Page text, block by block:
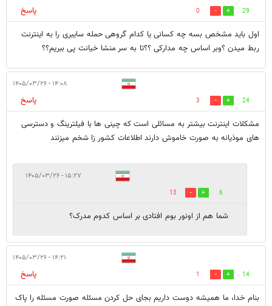
29
0
پاسخ
اول باید مشخص بسه چه کسانی یا کدام گروهی حمله سایبری را به اینترنت
ربط میدن ؟وبر اساس چه مدارکی ؟؟تا به سر منشا خیانت پی ببریم؟؟
۱۴:۰۸ - ۱۴۰۵/۰۳/۲۶
24
3
پاسخ
مشکلات اینترنت بیشتر به مسائلی است که چینی ها با فیلترینگ و دسترسی
های موذیانه به صورت خاموش دارند اطلاعات کشور زا شخم میزنند
۱۵:۲۷ - ۱۴۰۵/۰۳/۲۶
6
13
شما هم از اونور بوم افتادی بر اساس کدوم مدرک؟
۱۴:۲۱ - ۱۴۰۵/۰۳/۲۶
14
1
پاسخ
بنام خدا، ما همیشه دوست داریم بجای حل کردن مسئله صورت مسئله را پاک